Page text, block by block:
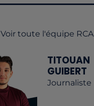
Voir toute l'équipe RCA
TITOUAN
GUIBERT
Journaliste